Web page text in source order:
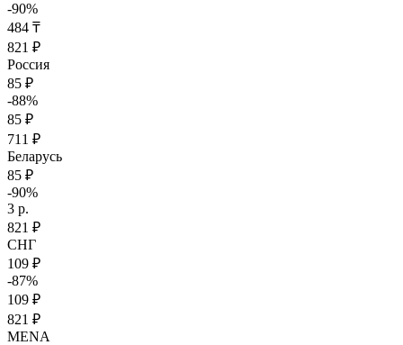
-90%
484 ₸
821 ₽
Россия
85 ₽
-88%
85 ₽
711 ₽
Беларусь
85 ₽
-90%
3 р.
821 ₽
СНГ
109 ₽
-87%
109 ₽
821 ₽
MENA